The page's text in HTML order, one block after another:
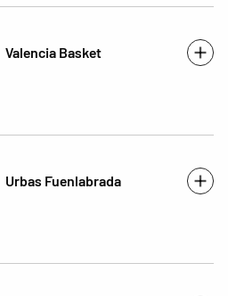
Valencia Basket
Urbas Fuenlabrada